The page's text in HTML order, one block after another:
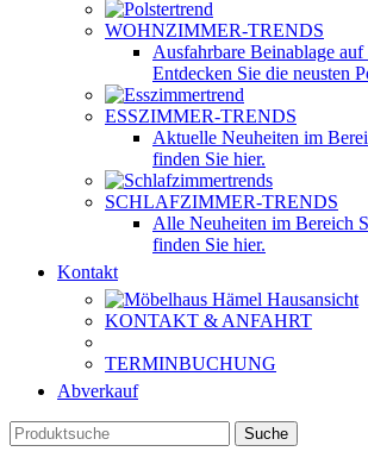
WOHNZIMMER-TRENDS
Ausfahrbare Beinablage
Entdecken Sie die neusten
ESSZIMMER-TRENDS
Aktuelle Neuheiten im
finden Sie hier.
SCHLAFZIMMER-TRENDS
Alle Neuheiten im Bereich
finden Sie hier.
Kontakt
KONTAKT & ANFAHRT
TERMINBUCHUNG
Abverkauf
Suche